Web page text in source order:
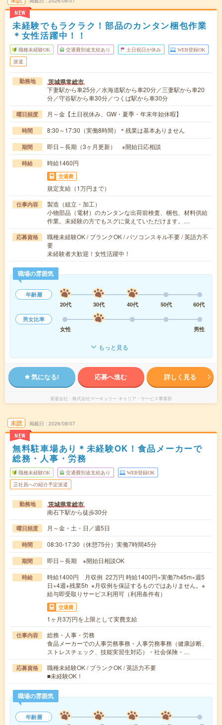
NEW
未経験でもラクラク！部品のカンタン梱包作業
＊女性活躍中！！
職種未経験OK 交通費別途支給あり 土日祝日が休み WEB登録OK
派遣
勤務地 茨城県常総市
下妻駅から車25分／水海道駅から車20分／三妻駅から車20
分／守谷駅から車30分／つくば駅から車30分
曜日頻度 月～金【土日祝休み、GW・夏季・年末年始休暇】
時間 8:30～17:30（実働8時間）＊残業は基本ありません
期間 即日～長期（3ヶ月更新） ※開始日応相談
時給 時給1460円
交通費
規定支給（1万円まで）
仕事内容
製造（組立・加工）
小物部品（電材）のカンタンな出荷前検査、梱包、材料供給
作業。未経験の方でもスグに覚えていただけます。…
応募資格
職種未経験OK / ブランクOK / パソコンスキル不要 / 英語力不
要
未経験者大歓迎！女性活躍中！
職場の雰囲気
年齢層
20代
30代 40代 50代
60代
男女比率
女性
男性
もっと見る
気になる! 応募へ進む 詳しく見る
派遣会社 株式会社マーキュリー キャリア・サービス事業部
未読
NEW
掲載日 2026/08/07
無料駐車場あり＊未経験OK！食品メーカーで
総務・人事・労務
職種未経験OK 交通費別途支給あり WEB登録OK
正社員への紹介予定派遣
勤務地 茨城県常総市
南石下駅から徒歩30分
曜日頻度 月～金・土・日／週5日
時間 08:30-17:30（休憩75分）実働7時間45分
期間 即日～長期 ※開始日相談OK
時給
時給1400円 月収例 22万円 時給1400円×実働7h45m×週5
日×4週+残業5h ※月収例を保証するものではありません。※
給与即受取りサービス利用可（利用条件有）
交通費
1ヶ月3万円を上限として実費支給
仕事内容
総務・人事・労務
食品メーカーでの人事労務事務・人事労務事務（健康診断、
ストレスチェック、技能実習生対応）・社会保険・…
応募資格
職種未経験OK / ブランクOK / 英語力不要
■未経験OK！
職場の雰囲気
年齢層